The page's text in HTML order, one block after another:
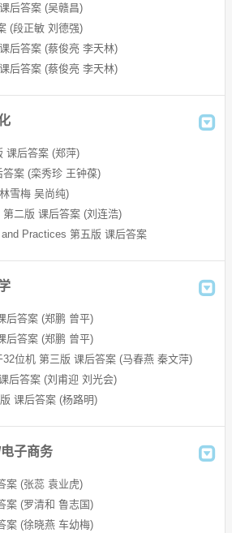
综合教程答案
合教程答案
教程答案
教程答案
答案
说教程答案
程答案
后答案 (吴赣昌)
(段正敏 刘德强)
后答案 (蔡俊亮 李天林)
后答案 (蔡俊亮 李天林)
课后答案 (郑萍)
案 (栾秀珍 王钟葆)
雪梅 吴尚纯)
二版 课后答案 (刘连浩)
Practices 第五版 课后答案
后答案 (郑鹏 曾平)
后答案 (郑鹏 曾平)
位机 第三版 课后答案 (马春燕 秦文萍)
后答案 (刘甫迎 刘光会)
课后答案 (杨路明)
子商务
案 (张蕊 袁业虎)
案 (罗清和 鲁志国)
案 (徐晓燕 车幼梅)